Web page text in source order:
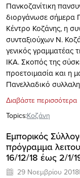
Πανκοζανίτικη
διοργάνωσε σήμερα
Κέντρο Κοζάνης, η
συνταξιούχων Ν.
γενικός γραμματέας
ΙΚΑ. Σκοπός της
προετοιμασία και η
Πανελλαδικό
Διαβάστε περισσότερα
Topics:Κοζάνη
Εμπορικός
πρόγραμμα
16/12/18 έως 2/1/
29 Νοεμβρίου 2018